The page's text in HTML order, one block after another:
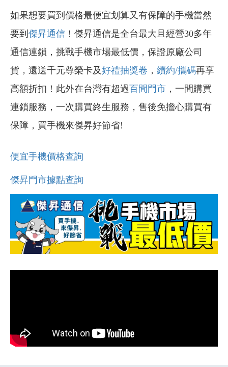
如果想要買到價格最便宜划算又有保障的手機當然
要到 傑昇通信 ！傑昇通信是全台最大且經營30多年
通信連鎖，挑戰手機市場最低價，保證原廠公司
貨，還送千元尊榮卡及好禮抽獎卷 ， 續約/攜碼再享
高額折扣！此外在台灣有超過百間門市 ，一間購買
連鎖服務，一次購買終生服務，售後免擔心購買有
保障，買手機來傑昇好節省!
便宜手機價格查詢
傑昇門市據點查詢